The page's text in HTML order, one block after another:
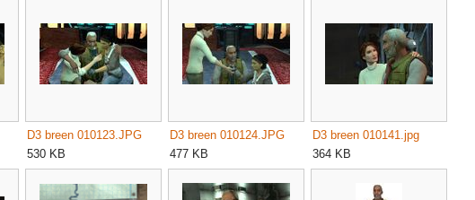
D3 breen 010123.JPG
530 KB
D3 breen 010124.JPG
477 KB
D3 breen 010141.jpg
364 KB